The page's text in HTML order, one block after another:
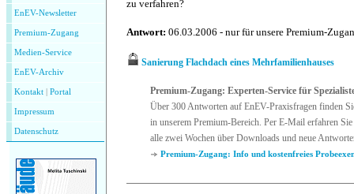
EnEV-Newsletter
Premium-Zugang
Medien-Service
EnEV-Archiv
Kontakt Portal
Impressum
Datenschutz
zu verfahren?
Antwort: 06.03.2006 - nur für unsere Premium-
Sanierung Flachdach eines Mehrfamilienhauses
Premium-Zugang: Experten-Service für
Über 300 Antworten auf EnEV-Praxisfragen finden
in unserem Premium-Bereich. Per E-Mail erfahren Sie
alle zwei Wochen über Downloads und neue
Premium-Zugang: Info und kostenfreies